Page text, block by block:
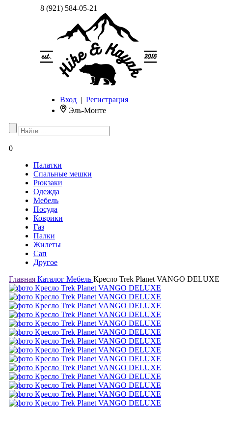
8 (921) 584-05-21
Вход | Регистрация
Эль-Монте
0
Палатки
Спальные мешки
Рюкзаки
Одежда
Мебель
Посуда
Коврики
Газ
Палки
Жилеты
Сап
Другое
Главная Каталог Мебель Кресло Trek Planet VANGO DELUXE